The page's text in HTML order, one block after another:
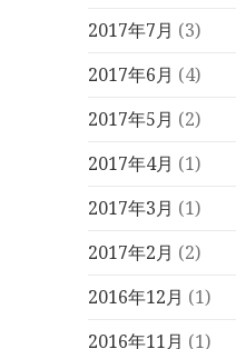
2017年7月 (3)
2017年6月 (4)
2017年5月 (2)
2017年4月 (1)
2017年3月 (1)
2017年2月 (2)
2016年12月 (1)
2016年11月 (1)